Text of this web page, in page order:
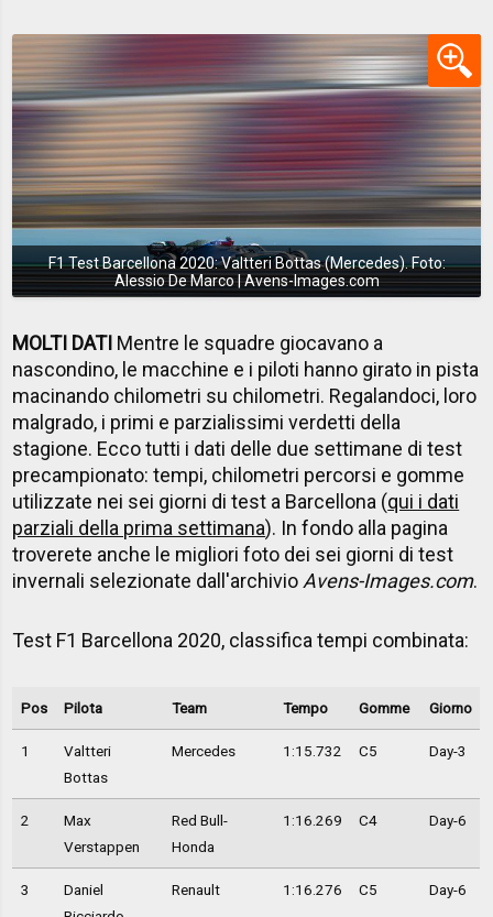
F1 Test Barcellona 2020: Valtteri Bottas (Mercedes). Foto:
Alessio De Marco | Avens-Images.com
MOLTI DATI Mentre le squadre giocavano a
nascondino, le macchine e i piloti hanno girato in pista
macinando chilometri su chilometri. Regalandoci, loro
malgrado, i primi e parzialissimi verdetti della
stagione. Ecco tutti i dati delle due settimane di test
precampionato: tempi, chilometri percorsi e gomme
utilizzate nei sei giorni di test a Barcellona (qui i dati
parziali della prima settimana). In fondo alla pagina
troverete anche le migliori foto dei sei giorni di test
invernali selezionate dall'archivio Avens-Images.com.
Test F1 Barcellona 2020, classifica tempi combinata:
Pos Pilota Team Tempo Gomme Giorno
1
Valtteri
Bottas
Mercedes 1:15.732 C5 Day-3
2
Max
Verstappen
Red Bull-
Honda
1:16.269 C4 Day-6
3
Daniel
Renault 1:16.276 C5 Day-6